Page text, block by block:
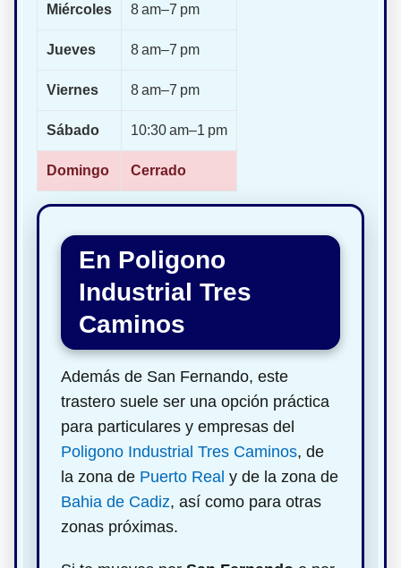
Miércoles 8 am–7 pm
Jueves 8 am–7 pm
Viernes 8 am–7 pm
Sábado 10:30 am–1 pm
Domingo Cerrado
En Poligono
Industrial Tres
Caminos
Además de San Fernando, este
trastero suele ser una opción práctica
para particulares y empresas del
Poligono Industrial Tres Caminos, de
la zona de Puerto Real y de la zona de
Bahia de Cadiz, así como para otras
zonas próximas.